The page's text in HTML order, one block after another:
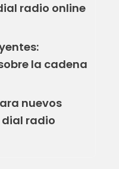
radio online
la cadena
nuevos
radio